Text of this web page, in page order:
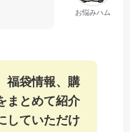
お悩みハム
福袋情報、購
まとめて紹介
していただけ